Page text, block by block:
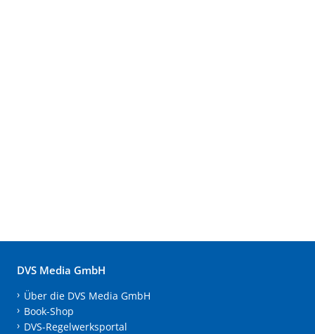
DVS Media GmbH
Über die DVS Media GmbH
Book-Shop
DVS-Regelwerksportal